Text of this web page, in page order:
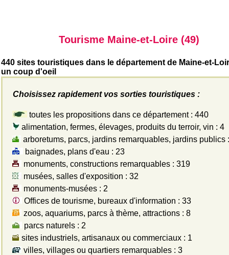
Tourisme Maine-et-Loire (49)
440 sites touristiques dans le département de Maine-et-
un coup d'oeil
Choisissez rapidement vos sorties touristiques :
toutes les propositions dans ce département : 440
alimentation, fermes, élevages, produits du terroir, vin : 4
arboretums, parcs, jardins remarquables, jardins publics
baignades, plans d'eau : 23
monuments, constructions remarquables : 319
musées, salles d'exposition : 32
monuments-musées : 2
Offices de tourisme, bureaux d'information : 33
zoos, aquariums, parcs à thème, attractions : 8
parcs naturels : 2
sites industriels, artisanaux ou commerciaux : 1
villes, villages ou quartiers remarquables : 3